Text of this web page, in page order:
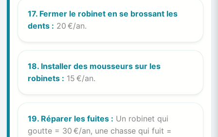
17. Fermer le robinet en se brossant les
dents : 20 €/an.
18. Installer des mousseurs sur les
robinets : 15 €/an.
19. Réparer les fuites : Un robinet qui
goutte = 30 €/an, une chasse qui fuit =